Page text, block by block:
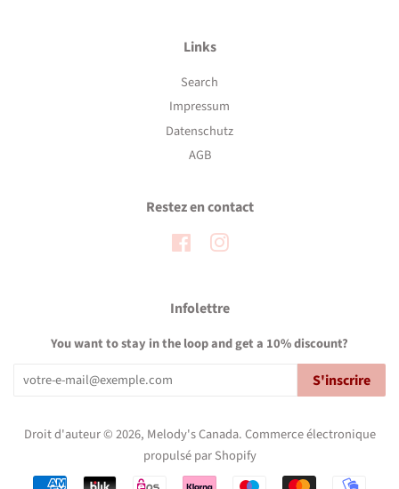
Links
Search
Impressum
Datenschutz
AGB
Restez en contact
FacebookInstagram
Infolettre
You want to stay in the loop and get a 10% discount?
S'inscrire
Droit d'auteur © 2026, Melody's Canada.Commerce électronique
propulsé par Shopify